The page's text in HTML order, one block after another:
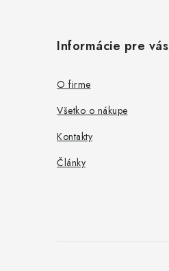
Informácie pre vás
O firme
Všetko o nákupe
Kontakty
Články